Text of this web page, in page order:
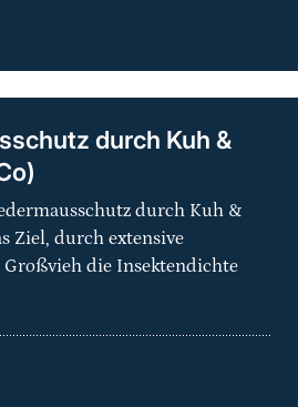
durch Kuh &
durch Kuh &
Ziel, durch extensive
die Insektendichte